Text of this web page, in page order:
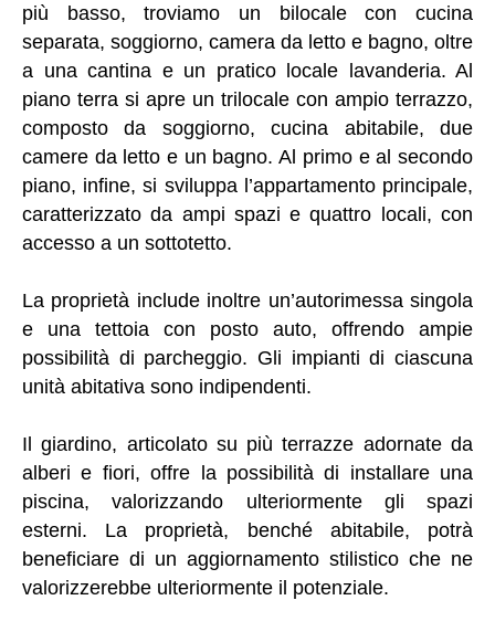
più basso, troviamo un bilocale con cucina
separata, soggiorno, camera da letto e bagno, oltre
a una cantina e un pratico locale lavanderia. Al
piano terra si apre un trilocale con ampio terrazzo,
composto da soggiorno, cucina abitabile, due
camere da letto e un bagno. Al primo e al secondo
piano, infine, si sviluppa l’appartamento principale,
caratterizzato da ampi spazi e quattro locali, con
accesso a un sottotetto.
La proprietà include inoltre un’autorimessa singola
e una tettoia con posto auto, offrendo ampie
possibilità di parcheggio. Gli impianti di ciascuna
unità abitativa sono indipendenti.
Il giardino, articolato su più terrazze adornate da
alberi e fiori, offre la possibilità di installare una
piscina, valorizzando ulteriormente gli spazi
esterni. La proprietà, benché abitabile, potrà
beneficiare di un aggiornamento stilistico che ne
valorizzerebbe ulteriormente il potenziale.